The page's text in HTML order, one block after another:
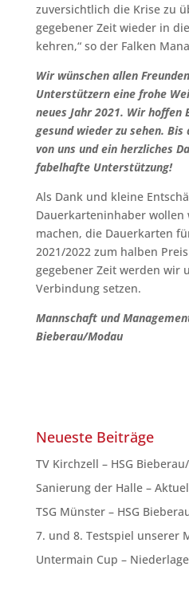
zuversichtlich die Krise zu
gegebener Zeit wieder in
kehren,“ so der Falken
Wir wünschen allen
Unterstützern eine frohe
neues Jahr 2021. Wir hoffen
gesund wieder zu sehen.
von uns und ein herzliches
fabelhafte Unterstützung!
Als Dank und kleine
Dauerkarteninhaber wollen
machen, die Dauerkarten
2021/2022 zum halben
gegebener Zeit werden wir
Verbindung setzen.
Mannschaft und
Bieberau/Modau
Neueste Beiträge
TV Kirchzell – HSG
Sanierung der Halle –
TSG Münster – HSG
7. und 8. Testspiel unserer
Untermain Cup –